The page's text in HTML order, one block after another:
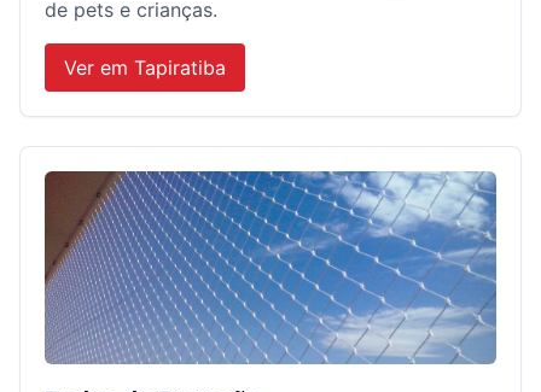
de pets e crianças.
Ver em Tapiratiba